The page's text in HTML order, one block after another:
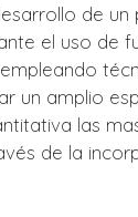
de
el uso de
un amplio
las
de la